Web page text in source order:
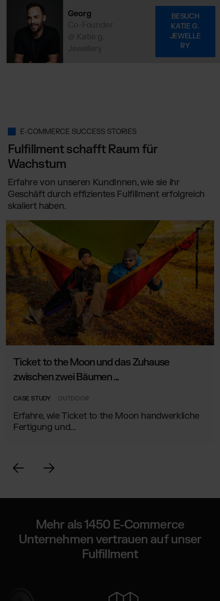
Georg
Co-Founder
@ Katie g.
Jewellery
BESUCH
KATIE G.
JEWELLE
RY
E-COMMERCE SUCCESS STORIES
Fulfillment schafft Raum für
Wachstum
Erfahre von unseren KundInnen, wie sie ihr
Geschäft durch effizientes Fulfillment erfolgreich
skaliert haben.
Ticket to the Moon und das Zuhause
zwischen zwei Bäumen ...
CASE STUDY OUTDOOR
Erfahre, wie Ticket to the Moon handwerkliche
Fertigung und...
Mehr als 1450 E-Commerce
Unternehmen vertrauen auf unser
Fulfillment